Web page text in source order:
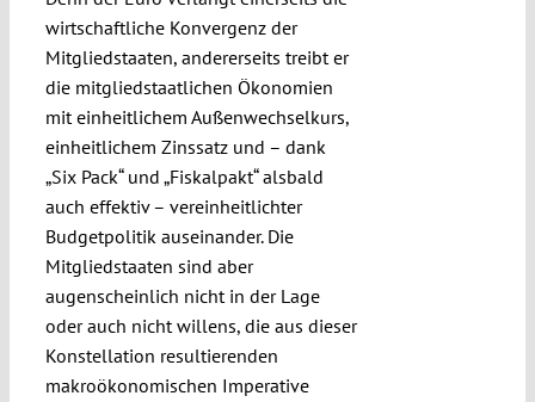
wirtschaftliche Konvergenz der
Mitgliedstaaten, andererseits treibt er
die mitgliedstaatlichen Ökonomien
mit einheitlichem Außenwechselkurs,
einheitlichem Zinssatz und – dank
„Six Pack“ und „Fiskalpakt“ alsbald
auch effektiv – vereinheitlichter
Budgetpolitik auseinander. Die
Mitgliedstaaten sind aber
augenscheinlich nicht in der Lage
oder auch nicht willens, die aus dieser
Konstellation resultierenden
makroökonomischen Imperative